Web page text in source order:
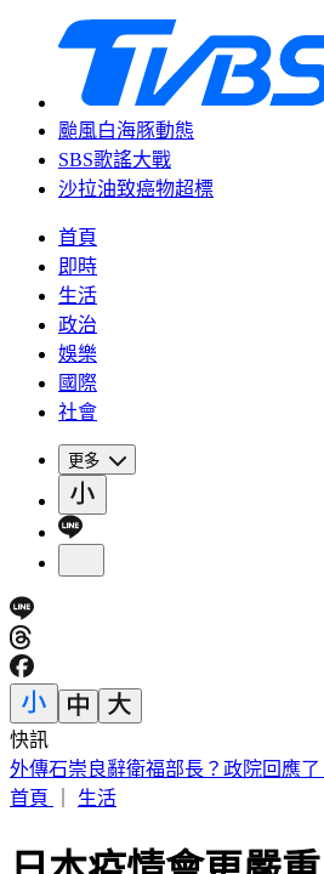
颱風白海豚動態
SBS歌謠大戰
沙拉油致癌物超標
首頁
即時
生活
政治
娛樂
國際
社會
更多
快訊
處置股新制上路！台股6檔10日「關
8/14出關